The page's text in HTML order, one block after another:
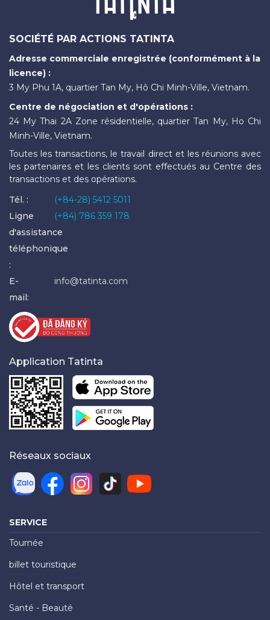
SOCIÉTÉ PAR ACTIONS TATINTA
Adresse commerciale enregistrée (conformément à la
licence) :
3 My Phu 1A, quartier Tan My, Hô Chi Minh-Ville, Vietnam.
Centre de négociation et d'opérations :
24 My Thai 2A Zone résidentielle, quartier Tan My, Ho Chi
Minh-Ville, Vietnam.
Toutes les transactions, le travail direct et les réunions avec
les partenaires et les clients sont effectués au Centre des
transactions et des opérations.
Tél. :
(+84-28) 5412 5011
Ligne
d'assistance
téléphonique
:
(+84) 786 359 178
E-
mail:
info@tatinta.com
Application Tatinta
Réseaux sociaux
SERVICE
Tournée
billet touristique
Hôtel et transport
Santé - Beauté